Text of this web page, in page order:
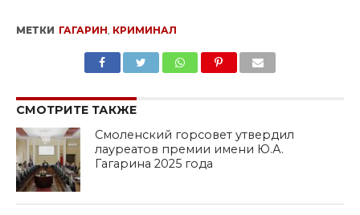
МЕТКИ ГАГАРИН КРИМИНАЛ
СМОТРИТЕ ТАКЖЕ
Смоленский горсовет утвердил
лауреатов премии имени Ю.А.
Гагарина 2025 года